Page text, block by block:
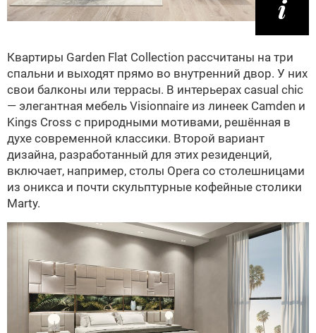
Квартиры Garden Flat Collection рассчитаны на три
спальни и выходят прямо во внутренний двор. У них
свои балконы или террасы. В интерьерах casual chic
— элегантная мебель Visionnaire из линеек Camden и
Kings Cross с природными мотивами, решённая в
духе современной классики. Второй вариант
дизайна, разработанный для этих резиденций,
включает, например, столы Opera со столешницами
из оникса и почти скульптурные кофейные столики
Marty.